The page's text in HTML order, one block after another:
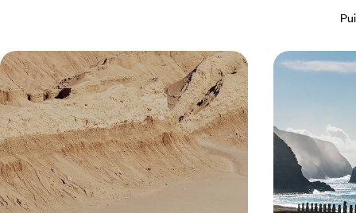
Atacama, Patagonie, Valparaiso -
Du nord au sud, l'aventure chilienne
Partir à l'assaut de certains des paysages les plus
grandioses du Chili – déserts de sel, glaciers, lacs
et sommets patagons
16 jours, de 6000 à 7300 €
Le Chili
mythique des
francophones
11 jours, de 6000